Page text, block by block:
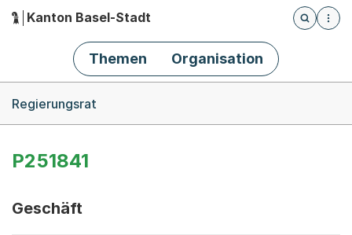
Hauptnavigation
Kanton Basel-Stadt
Öffnet
Themen Organisation
Regierungsrat
P251841
Geschäft